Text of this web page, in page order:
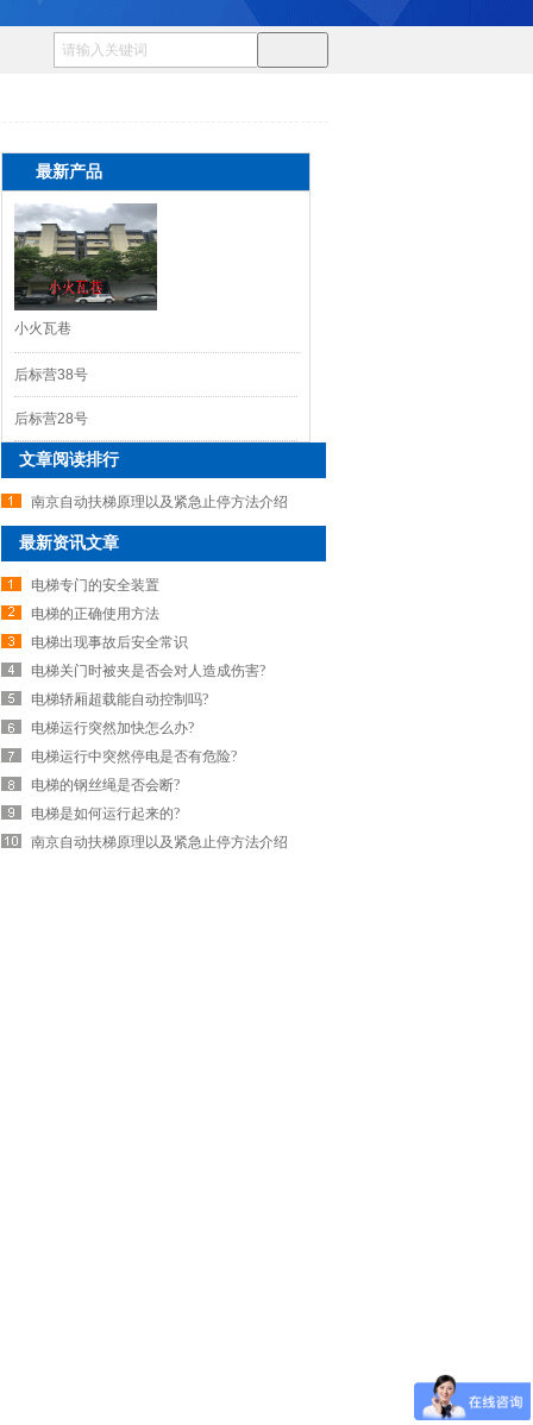
最新产品
小火瓦巷
后标营38号
后标营28号
文章阅读排行
南京自动扶梯原理以及紧急止停方法介绍
最新资讯文章
电梯专门的安全装置
电梯的正确使用方法
电梯出现事故后安全常识
电梯关门时被夹是否会对人造成伤害?
电梯轿厢超载能自动控制吗?
电梯运行突然加快怎么办?
电梯运行中突然停电是否有危险?
电梯的钢丝绳是否会断?
电梯是如何运行起来的?
南京自动扶梯原理以及紧急止停方法介绍